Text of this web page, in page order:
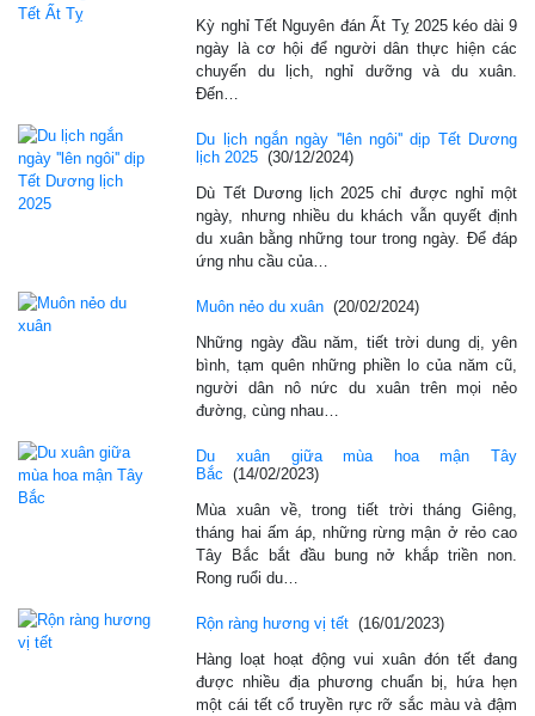
Kỳ nghỉ Tết Nguyên đán Ất Tỵ 2025 kéo dài 9
ngày là cơ hội để người dân thực hiện các
chuyến du lịch, nghỉ dưỡng và du xuân.
Đến…
Du lịch ngắn ngày ''lên ngôi'' dịp Tết Dương
lịch 2025 (30/12/2024)
Dù Tết Dương lịch 2025 chỉ được nghỉ một
ngày, nhưng nhiều du khách vẫn quyết định
du xuân bằng những tour trong ngày. Để đáp
ứng nhu cầu của…
Muôn nẻo du xuân (20/02/2024)
Những ngày đầu năm, tiết trời dung dị, yên
bình, tạm quên những phiền lo của năm cũ,
người dân nô nức du xuân trên mọi nẻo
đường, cùng nhau…
Du xuân giữa mùa hoa mận Tây
Bắc
(14/02/2023)
Mùa xuân về, trong tiết trời tháng Giêng,
tháng hai ấm áp, những rừng mận ở rẻo cao
Tây Bắc bắt đầu bung nở khắp triền non.
Rong ruổi du…
Rộn ràng hương vị tết (16/01/2023)
Hàng loạt hoạt động vui xuân đón tết đang
được nhiều địa phương chuẩn bị, hứa hẹn
một cái tết cổ truyền rực rỡ sắc màu và đậm